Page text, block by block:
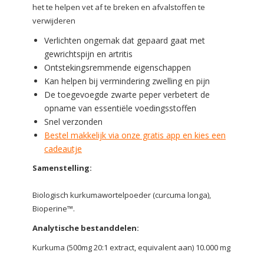
het te helpen vet af te breken en afvalstoffen te
verwijderen
Verlichten ongemak dat gepaard gaat met
gewrichtspijn en artritis
Ontstekingsremmende eigenschappen
Kan helpen bij vermindering zwelling en pijn
De toegevoegde zwarte peper verbetert de
opname van essentiële voedingsstoffen
Snel verzonden
Bestel makkelijk via onze gratis app en kies een
cadeautje
Samenstelling:
Biologisch kurkumawortelpoeder (curcuma longa),
Bioperine™.
Analytische bestanddelen:
Kurkuma (500mg 20:1 extract, equivalent aan) 10.000 mg